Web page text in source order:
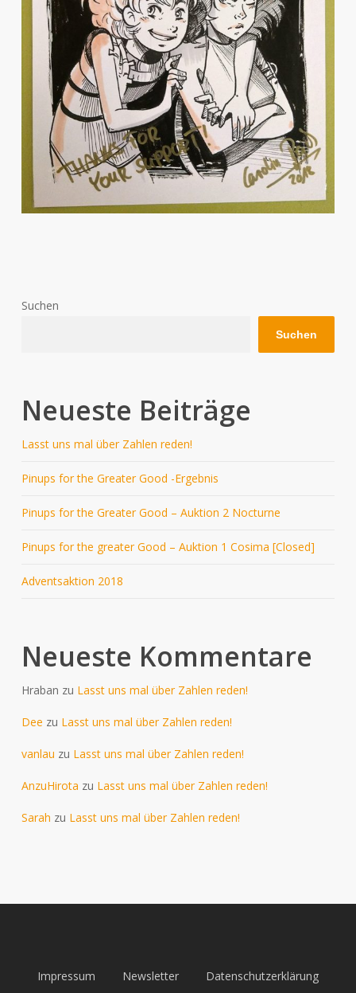
Suchen
Suchen
Neueste Beiträge
Lasst uns mal über Zahlen reden!
Pinups for the Greater Good -Ergebnis
Pinups for the Greater Good – Auktion 2 Nocturne
Pinups for the greater Good – Auktion 1 Cosima [Closed]
Adventsaktion 2018
Neueste Kommentare
Hraban zu Lasst uns mal über Zahlen reden!
Dee zu Lasst uns mal über Zahlen reden!
vanlau zu Lasst uns mal über Zahlen reden!
AnzuHirota zu Lasst uns mal über Zahlen reden!
Sarah zu Lasst uns mal über Zahlen reden!
Impressum Newsletter Datenschutzerklärung